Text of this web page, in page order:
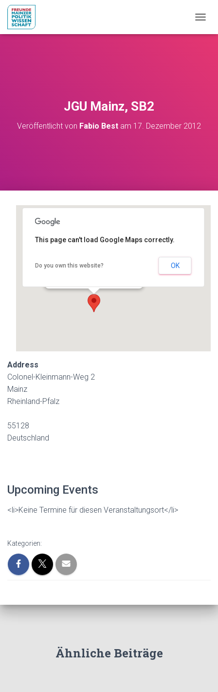
JGU Mainz, SB2
Veröffentlicht von Fabio Best am 17. Dezember 2012
JGU Mainz, SB2
This page can't load Google Maps correctly.
Do you own this website? OK
Address
Colonel-Kleinmann-Weg 2
Mainz
Rheinland-Pfalz
55128
Deutschland
Upcoming Events
<li>Keine Termine für diesen Veranstaltungsort</li>
Kategorien:
Ähnliche Beiträge